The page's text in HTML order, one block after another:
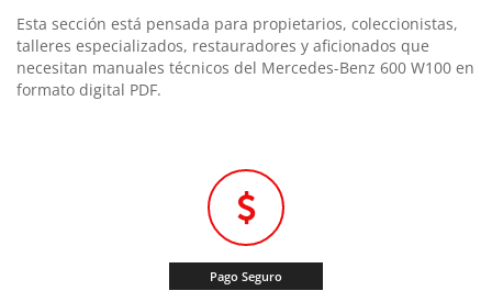
Esta sección está pensada para propietarios, coleccionistas,
talleres especializados, restauradores y aficionados que
necesitan manuales técnicos del Mercedes-Benz 600 W100 en
formato digital PDF.
Pago Seguro